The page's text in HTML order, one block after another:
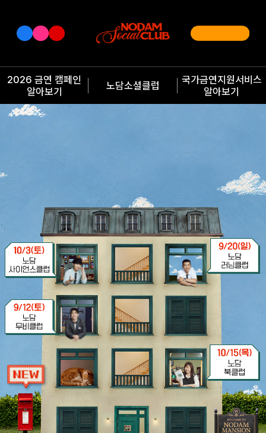
2026 금연 캠페인
알아보기
노담소셜클럽
국가금연지원서비스
알아보기